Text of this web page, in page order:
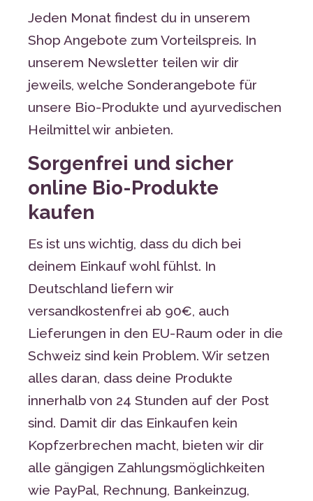
Jeden Monat findest du in unserem
Shop Angebote zum Vorteilspreis. In
unserem Newsletter teilen wir dir
jeweils, welche Sonderangebote für
unsere Bio-Produkte und ayurvedischen
Heilmittel wir anbieten.
Sorgenfrei und sicher
online Bio-Produkte
kaufen
Es ist uns wichtig, dass du dich bei
deinem Einkauf wohl fühlst. In
Deutschland liefern wir
versandkostenfrei ab 90€, auch
Lieferungen in den EU-Raum oder in die
Schweiz sind kein Problem. Wir setzen
alles daran, dass deine Produkte
innerhalb von 24 Stunden auf der Post
sind. Damit dir das Einkaufen kein
Kopfzerbrechen macht, bieten wir dir
alle gängigen Zahlungsmöglichkeiten
wie PayPal, Rechnung, Bankeinzug,